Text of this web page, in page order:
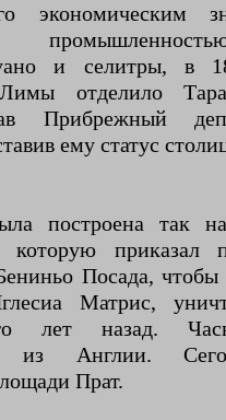
и селитры, в
Лимы отделило
Прибрежный
ему статус
построена так
приказал
Посада, чтобы
Матрис,
лет назад.
из Англии.
Прат.